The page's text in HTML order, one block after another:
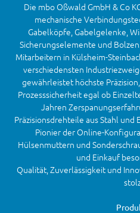
Die mbo Oßwald GmbH & Co
mechanische
Gabelköpfe, Gabelgelenke,
Sicherungselemente und
Mitarbeitern in Külsheim-
verschiedensten
gewährleistet höchste
Prozesssicherheit egal ob
Jahren
Präzisionsdrehteile aus Stahl
Pionier der Online-
Hülsenmuttern und
und Einkauf
Qualität, Zuverlässigkeit und